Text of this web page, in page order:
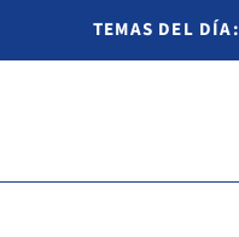
TEMAS DEL DÍA: